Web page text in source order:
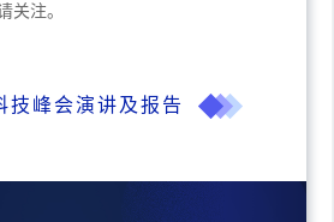
关注。
技峰会演讲及报告